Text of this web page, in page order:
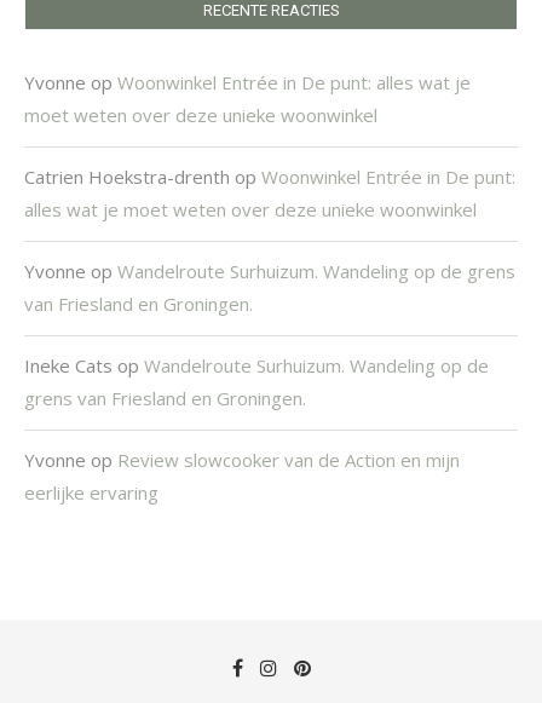
RECENTE REACTIES
Yvonne op Woonwinkel Entrée in De punt: alles wat je
moet weten over deze unieke woonwinkel
Catrien Hoekstra-drenth op Woonwinkel Entrée in De punt:
alles wat je moet weten over deze unieke woonwinkel
Yvonne op Wandelroute Surhuizum. Wandeling op de grens
van Friesland en Groningen.
Ineke Cats op Wandelroute Surhuizum. Wandeling op de
grens van Friesland en Groningen.
Yvonne op Review slowcooker van de Action en mijn
eerlijke ervaring